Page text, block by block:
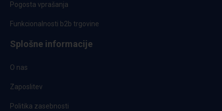
Pogosta vprašanja
Funkcionalnosti b2b trgovine
Splošne informacije
O nas
Zaposlitev
Politika zasebnosti